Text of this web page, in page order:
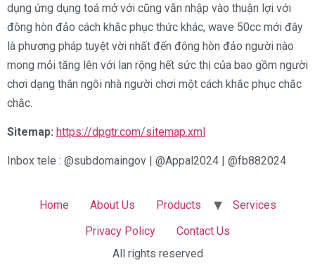
dụng ứng dụng toá mở với cũng vẫn nhập vào thuận lợi với
đông hòn đảo cách khắc phục thức khác, wave 50cc mới đây
là phương pháp tuyệt vời nhất đến đông hòn đảo người nào
mong mỏi tăng lên với lan rộng hết sức thị của bao gồm người
chơi dạng thân ngôi nhà người chơi một cách khắc phục chắc
chắc.
Sitemap: https://dpgtr.com/sitemap.xml
Inbox tele : @subdomaingov | @Appal2024 | @fb882024
Home About Us Products
Services
Privacy Policy
Contact Us
All rights reserved